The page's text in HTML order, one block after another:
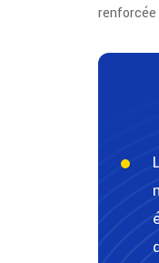
renforcée